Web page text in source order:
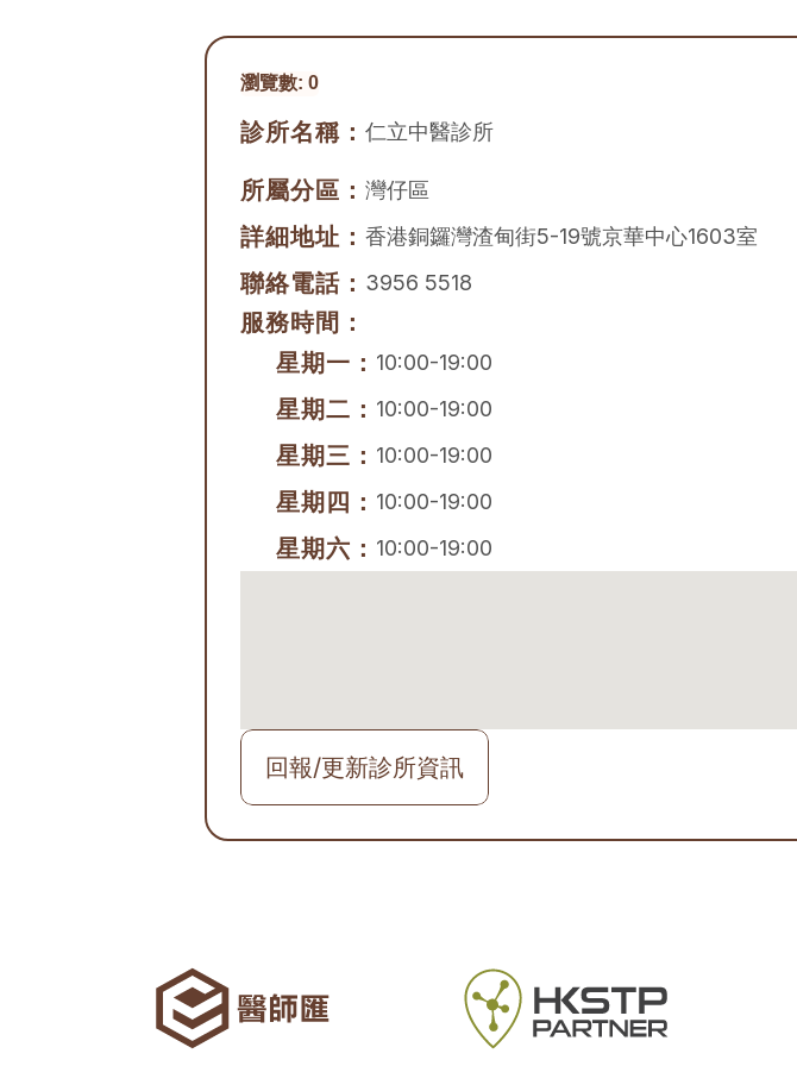
瀏覽數: 0
診所名稱： 仁立中醫診所
所屬分區： 灣仔區
詳細地址： 香港銅鑼灣渣甸街5-19號京華中心1603室
聯絡電話： 3956 5518
服務時間：
星期一： 10:00-19:00
星期二： 10:00-19:00
星期三： 10:00-19:00
星期四： 10:00-19:00
星期六： 10:00-19:00
回報/更新診所資訊